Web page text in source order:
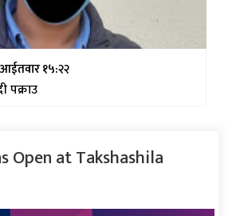
१५:२२
पक्राउ
Open at Takshashila